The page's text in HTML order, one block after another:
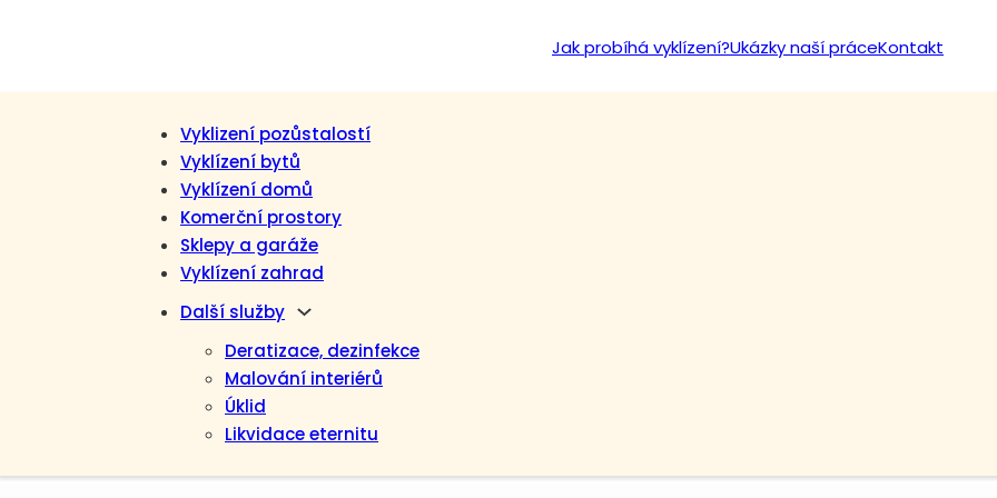
Jak probíhá vyklízení?Ukázky naší práceKontakt
Vyklizení pozůstalostí
Vyklízení bytů
Vyklízení domů
Komerční prostory
Sklepy a garáže
Vyklízení zahrad
Další služby
Deratizace, dezinfekce
Malování interiérů
Úklid
Likvidace eternitu